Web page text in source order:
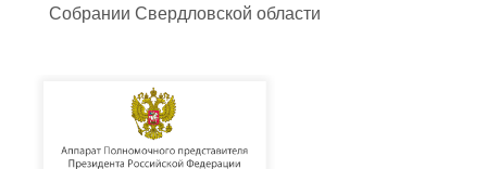
Собрании Свердловской области